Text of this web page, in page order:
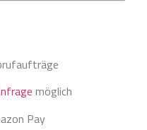
möglich
Pay